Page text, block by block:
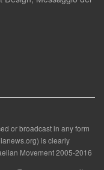
or broadcast in any form
is clearly
Movement 2005-2016